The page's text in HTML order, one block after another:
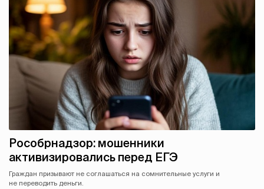
Рособрнадзор: мошенники
активизировались перед ЕГЭ
Граждан призывают не соглашаться на сомнительные услуги и
не переводить деньги.